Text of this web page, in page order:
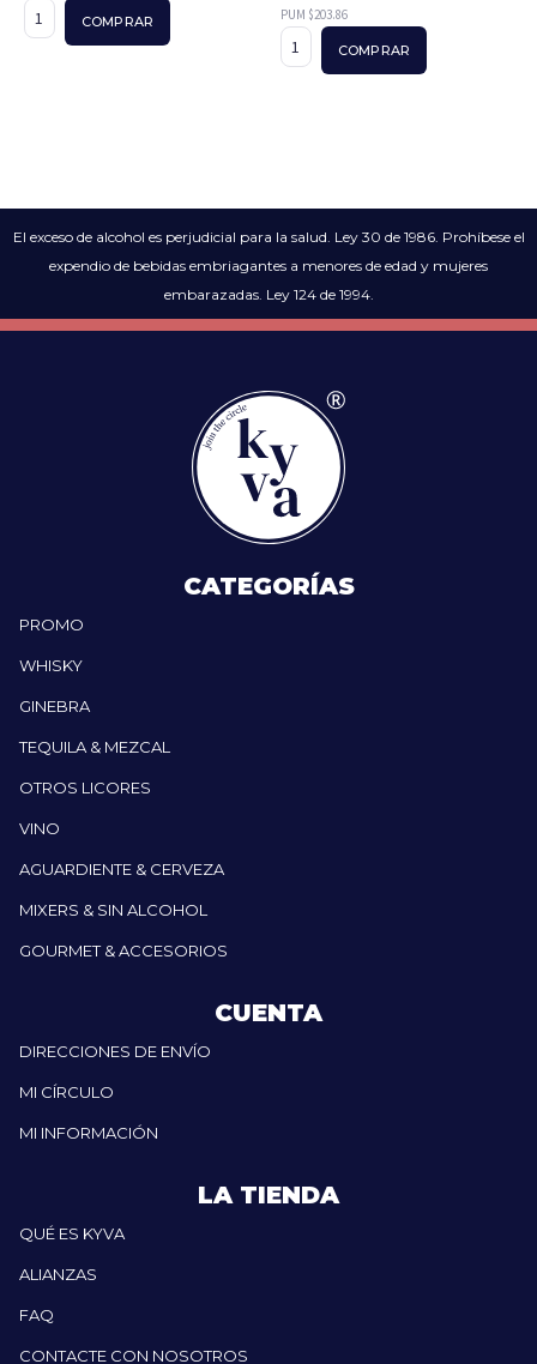
COMPRAR PUM $203.86
COMPRAR
El exceso de alcohol es perjudicial para la salud. Ley 30 de 1986. Prohíbese el
expendio de bebidas embriagantes a menores de edad y mujeres
embarazadas. Ley 124 de 1994.
CATEGORÍAS
PROMO
WHISKY
GINEBRA
TEQUILA & MEZCAL
OTROS LICORES
VINO
AGUARDIENTE & CERVEZA
MIXERS & SIN ALCOHOL
GOURMET & ACCESORIOS
CUENTA
DIRECCIONES DE ENVÍO
MI CÍRCULO
MI INFORMACIÓN
LA TIENDA
QUÉ ES KYVA
ALIANZAS
FAQ
CONTACTE CON NOSOTROS